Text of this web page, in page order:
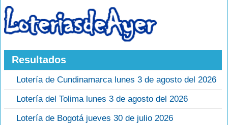
Resultados
Lotería de Cundinamarca lunes 3 de agosto del 2026
Lotería del Tolima lunes 3 de agosto del 2026
Lotería de Bogotá jueves 30 de julio 2026